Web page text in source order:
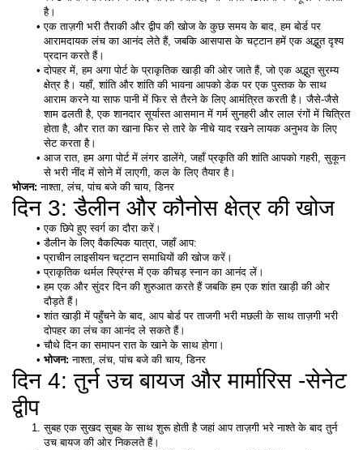
है।
एक ताज़गी भरी तैराकी और द्वीप की खोज के कुछ समय के बाद, हम बोर्ड पर
आरामदायक लंच का आनंद लेते हैं, जबकि आसपास के चट्टान हमें एक अद्भुत दृश्य
प्रदान करते हैं।
दोपहर में, हम अगा पोर्ट के प्राकृतिक खाड़ी की ओर जाते हैं, जो एक अद्भुत सुरम्य
क्षेत्र है। यहाँ, शांति और शांति की भावना आपको डेक पर एक पुस्तक के साथ
आराम करने या साफ पानी में फिर से तैरने के लिए आमंत्रित करती है। जैसे-जैसे
शाम ढलती है, एक शानदार सूर्यास्त आसमान में गर्म सुनहरी और लाल रंगों में चित्रित
होता है, और रात का खाना फिर से तारे के नीचे याद रखने लायक अनुभव के लिए
सेट करता है।
आज रात, हम अगा पोर्ट में लंगर डालेंगे, जहाँ प्रकृति की शांति आपको गहरी, सुकून
से भरी नींद में सोने में लाएगी, कल के लिए तैयार है।
भोजन: नाश्ता, लंच, पांच बजे की चाय, डिनर
दिन 3: डैलीन और कौनोस क्षेत्र की खोज
एक छिपे हुए स्वर्ग का दौरा करें।
डैलीन के लिए वैकल्पिक यात्रा, जहाँ आप:
प्राचीन लाइसीयन चट्टान समाधियों की खोज करें।
प्राकृतिक थर्मल स्प्रिंग्स में एक कीचड़ स्नान का आनंद लें।
हम एक और सुंदर दिन की शुरुआत करते हैं जबकि हम एक शांत खाड़ी की ओर
दौड़ते हैं।
शांत खाड़ी में पहुँचने के बाद, आप बोर्ड पर ताजगी भरी मछली के साथ ताज़गी भरी
दोपहर का लंच का आनंद ले सकते हैं।
चौथे दिन का समापन रात के खाने के साथ होगा।
भोजन: नाश्ता, लंच, पांच बजे की चाय, डिनर
दिन 4: तुर्न उच बायज और मार्मारिस -सेनेट
द्वीप
सुबह एक सुखद सुबह के साथ शुरू होती है जहां आप ताज़गी भरे नाश्ते के बाद तुर्न
उच बायज की ओर निकलते हैं।